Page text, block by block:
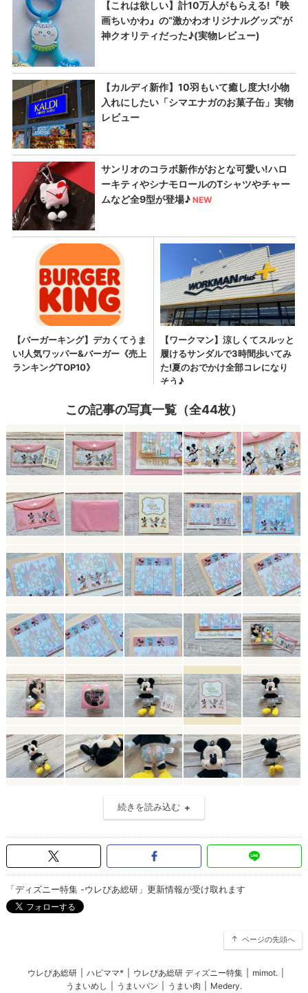
この記事の写真一覧（全44枚）
続きを読み込む
「ディズニー特集 -ウレぴあ総研」更新情報が受け取れます
ページの先頭へ
ウレぴあ総研 ハピママ* ウレぴあ総研 ディズニー特集 mimot.
うまいめし
うまいパン うまい肉 Medery.